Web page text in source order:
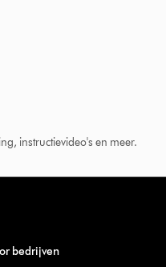
instructievideo's en meer.
bedrijven